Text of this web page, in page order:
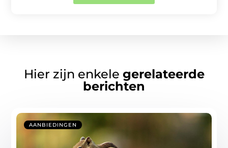
Hier zijn enkele gerelateerde
berichten
AANBIEDINGEN